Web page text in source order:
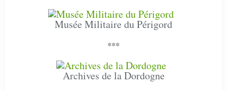
Musée Militaire du Périgord
***
Archives de la Dordogne